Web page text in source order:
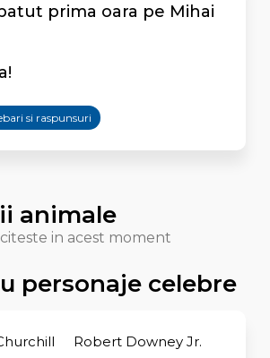
prima oara pe Mihai
si raspunsuri
animale
in acest moment
personaje celebre
Robert Downey Jr.